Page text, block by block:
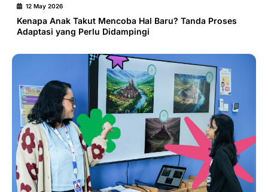
Kenapa Anak Takut Mencoba Hal Baru? Tanda Proses
Adaptasi yang Perlu Didampingi
12 May 2026